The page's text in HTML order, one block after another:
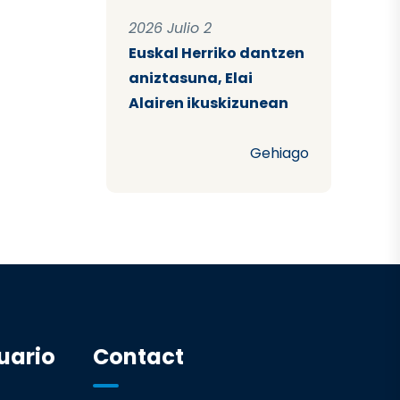
2026 Julio 2
Euskal Herriko dantzen
aniztasuna, Elai
Alairen ikuskizunean
Gehiago
Contact